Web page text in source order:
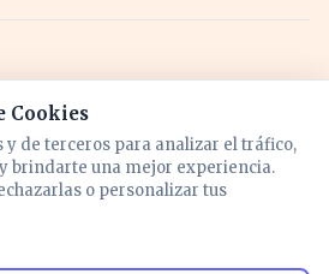
Cookies
y de terceros para analizar el tráfico,
brindarte una mejor experiencia.
o personalizar tus